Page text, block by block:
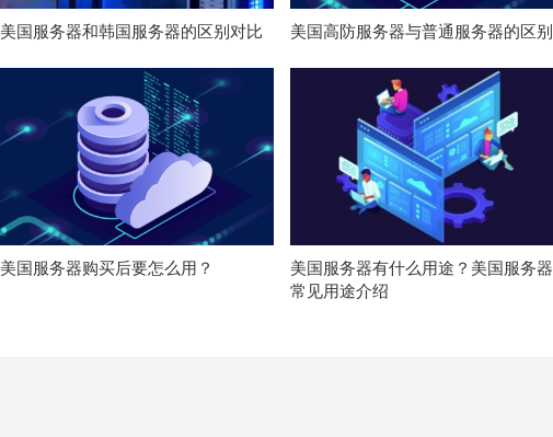
美国服务器和韩国服务器的区别对比 美国高防服务器与普通服务器的区别
美国服务器购买后要怎么用？
美国服务器有什么用途？美国服务器
常见用途介绍